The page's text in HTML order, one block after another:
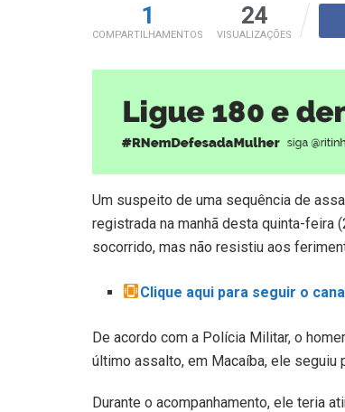
1
COMPARTILHAMENTOS
24
VISUALIZAÇÕES
Um suspeito de uma sequência de
registrada na manhã desta quinta-feira
socorrido, mas não resistiu aos
Clique aqui para seguir o
De acordo com a Polícia Militar, o
último assalto, em Macaíba, ele seguiu
Durante o acompanhamento, ele teria